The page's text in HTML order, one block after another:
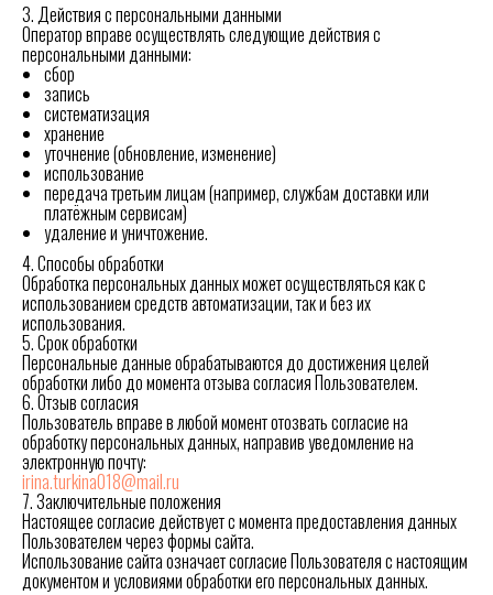
3. Действия с персональными данными
Оператор вправе осуществлять следующие действия с
персональными данными:
сбор
запись
систематизация
хранение
уточнение (обновление, изменение)
использование
передача третьим лицам (например, службам доставки или
платёжным сервисам)
удаление и уничтожение.
4. Способы обработки
Обработка персональных данных может осуществляться как с
использованием средств автоматизации, так и без их
использования.
5. Срок обработки
Персональные данные обрабатываются до достижения целей
обработки либо до момента отзыва согласия Пользователем.
6. Отзыв согласия
Пользователь вправе в любой момент отозвать согласие на
обработку персональных данных, направив уведомление на
электронную почту:
irina.turkina018@mail.ru
7. Заключительные положения
Настоящее согласие действует с момента предоставления данных
Пользователем через формы сайта.
Использование сайта означает согласие Пользователя с настоящим
документом и условиями обработки его персональных данных.